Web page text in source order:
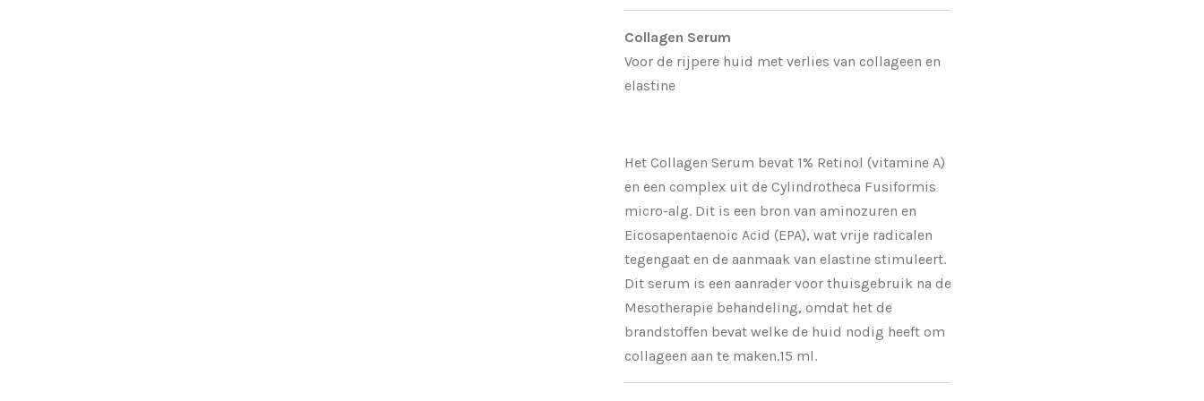
Collagen Serum
Voor de rijpere huid met verlies van collageen en
elastine
Het Collagen Serum bevat 1% Retinol (vitamine A)
en een complex uit de Cylindrotheca Fusiformis
micro-alg. Dit is een bron van aminozuren en
Eicosapentaenoic Acid (EPA), wat vrije radicalen
tegengaat en de aanmaak van elastine stimuleert.
Dit serum is een aanrader voor thuisgebruik na de
Mesotherapie behandeling, omdat het de
brandstoffen bevat welke de huid nodig heeft om
collageen aan te maken.15 ml.